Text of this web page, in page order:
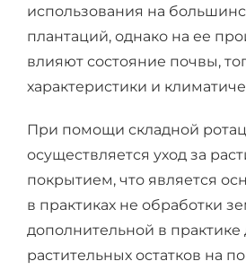
использования на
плантаций, однако на ее
влияют состояние почвы,
характеристики и
При помощи складной
осуществляется уход за
покрытием, что является
в практиках не обработки
дополнительной в практике
растительных остатков на